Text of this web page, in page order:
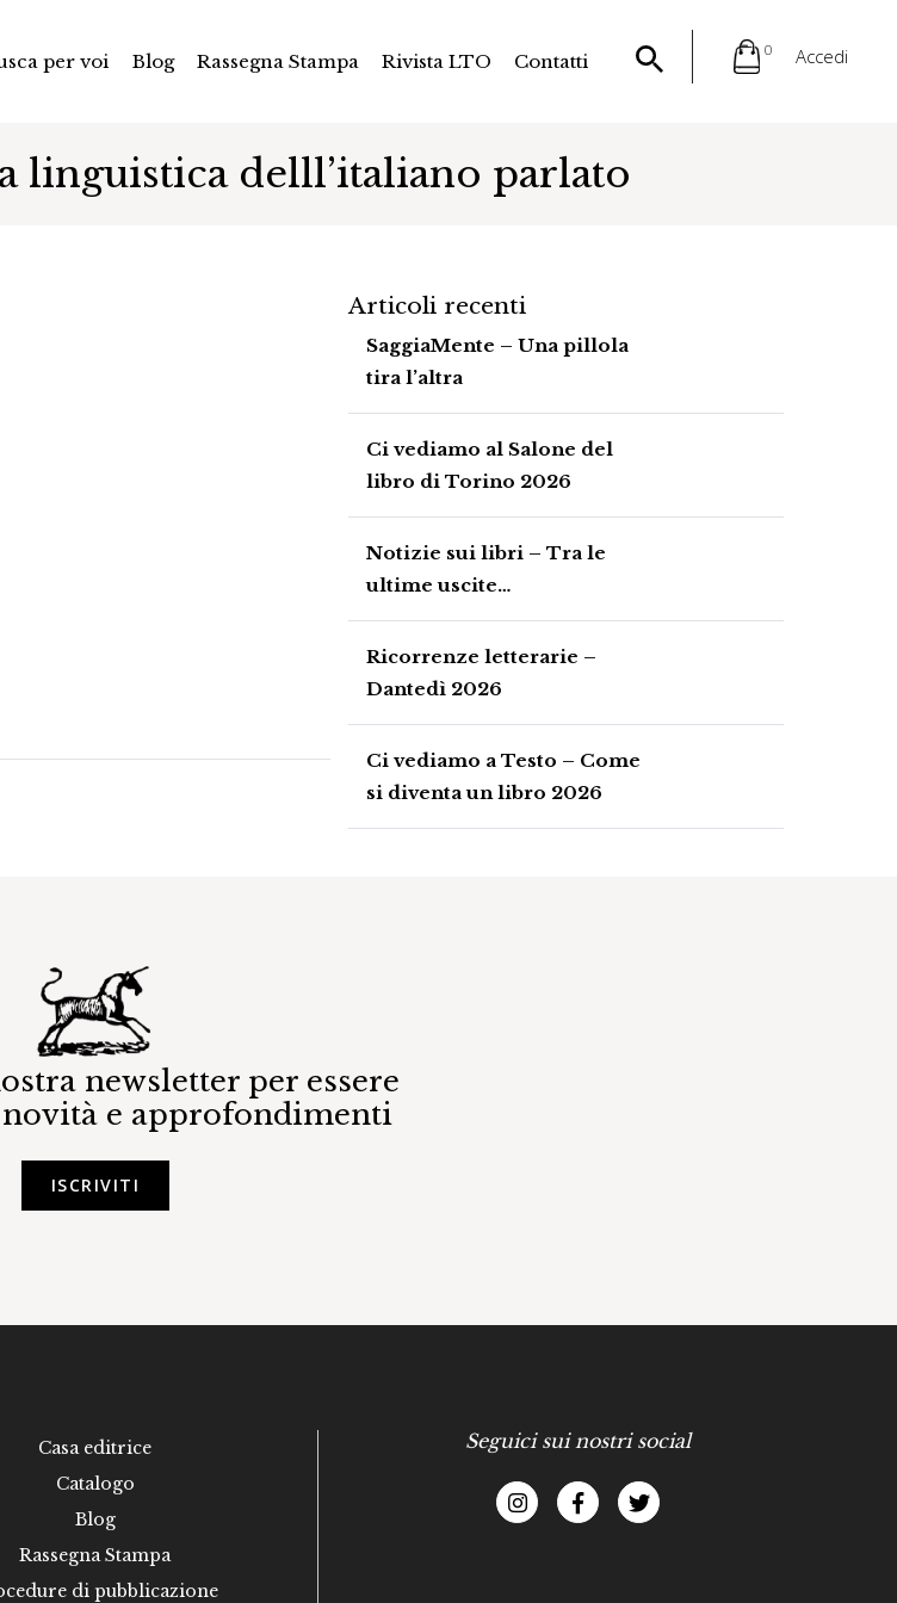
per voi Blog Rassegna Stampa Rivista LTO Contatti
0 Accedi
linguistica delll’italiano parlato
Articoli recenti
SaggiaMente – Una pillola
tira l’altra
Ci vediamo al Salone del
libro di Torino 2026
Notizie sui libri – Tra le
ultime uscite…
Ricorrenze letterarie –
Dantedì 2026
Ci vediamo a Testo – Come
si diventa un libro 2026
newsletter per essere
e approfondimenti
ISCRIVITI
Casa editrice
Catalogo
Blog
Rassegna Stampa
di pubblicazione
Seguici sui nostri social